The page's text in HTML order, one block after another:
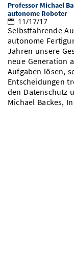
Professor Michael
autonome Roboter
11/17/17
Selbstfahrende
autonome
Jahren unsere
neue Generation
Aufgaben lösen,
Entscheidungen
den Datenschutz
Michael Backes,